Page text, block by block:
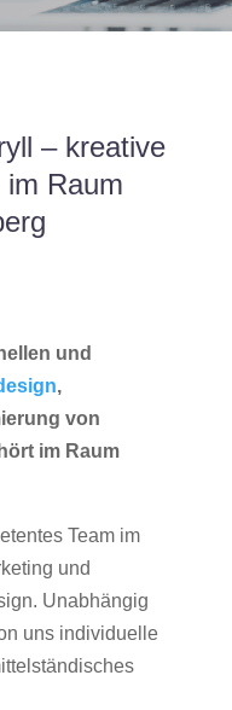
– kreative
Raum
und
,
von
im Raum
Team im
und
Unabhängig
uns individuelle